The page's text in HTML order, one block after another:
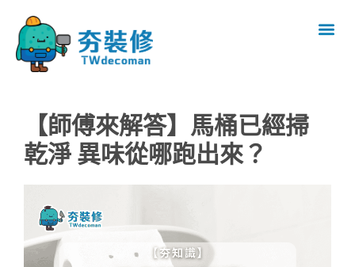
【師傅來解答】馬桶已經掃
乾淨 異味從哪跑出來？